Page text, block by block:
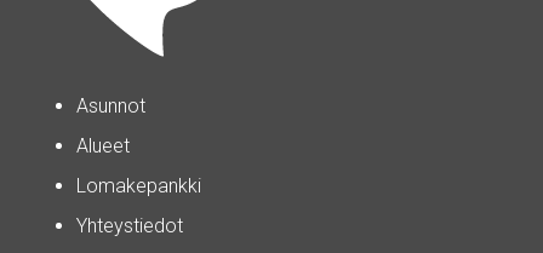
Asunnot
Alueet
Lomakepankki
Yhteystiedot